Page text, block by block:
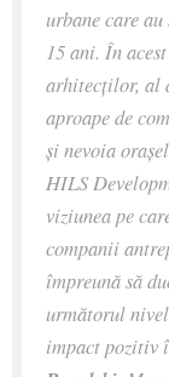
urbane care
15 ani. În
arhitecților, al
aproape de
și nevoia
HILS
viziunea pe
companii
împreună să
următorul nivel
impact pozitiv